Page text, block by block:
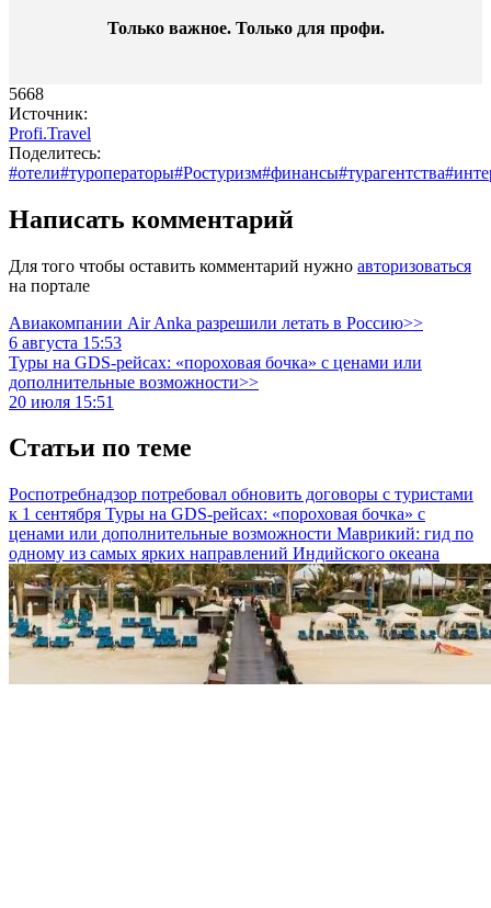
Только важное. Только для профи.​
5668
Источник:
Profi.Travel
Поделитесь:
#отели#туроператоры#Ростуризм#финансы#турагентства
Написать комментарий
Для того чтобы оставить комментарий нужно авторизоваться
на портале
Авиакомпании Air Anka разрешили летать в Россию>>
6 августа 15:53
Туры на GDS-рейсах: «пороховая бочка» с ценами или
дополнительные возможности>>
20 июля 15:51
Статьи по теме
Роспотребнадзор потребовал обновить договоры с туристами
к 1 сентября Туры на GDS-рейсах: «пороховая бочка» с
ценами или дополнительные возможности Маврикий: гид по
одному из самых ярких направлений Индийского океана